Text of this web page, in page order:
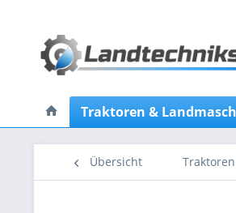
Traktoren &
Übersicht